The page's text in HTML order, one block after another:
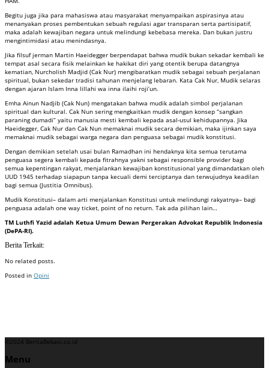
Begitu juga jika para mahasiswa atau masyarakat menyampaikan aspirasinya atau
menanyakan proses pembentukan sebuah regulasi agar transparan serta partisipatif,
maka adalah kewajiban negara untuk melindungi kebebasa mereka. Dan bukan justru
mengintimidasi atau menindasnya.
Jika filsuf jerman Martin Haeidegger berpendapat bahwa mudik bukan sekadar kembali ke
tempat asal secara fisik melainkan ke hakikat diri yang otentik berupa datangnya
kematian, Nurcholish Madjid (Cak Nur) mengibaratkan mudik sebagai sebuah perjalanan
spiritual, bukan sekedar tradisi tahunan menjelang lebaran. Kata Cak Nur, Mudik selaras
dengan ajaran Islam Inna lillahi wa inna ilaihi roji’un.
Emha Ainun Nadjib (Cak Nun) mengatakan bahwa mudik adalah simbol perjalanan
spiritual dan kultural. Cak Nun sering mengkaitkan mudik dengan konsep “sangkan
paraning dumadi” yaitu manusia mesti kembali kepada asal-usul kehidupannya. Jika
Haeidegger, Cak Nur dan Cak Nun memaknai mudik secara demikian, maka ijinkan saya
memaknai mudik sebagai warga negara dan penguasa sebagai mudik konstitusi.
Dengan demikian setelah usai bulan Ramadhan ini hendaknya kita semua terutama
penguasa segera kembali kepada fitrahnya yakni sebagai responsible provider bagi
semua kepentingan rakyat, menjalankan kewajiban konstitusional yang dimandatkan oleh
UUD 1945 terhadap siapapun tanpa kecuali demi terciptanya dan terwujudnya keadilan
bagi semua (Justitia Omnibus).
Mudik Konstitusi– dalam arti menjalankan Konstitusi untuk melindungi rakyatnya– bagi
penguasa adalah one way ticket, point of no return. Tak ada pilihan lain…
TM Luthfi Yazid adalah Ketua Umum Dewan Pergerakan Advokat Republik Indonesia
(DePA-RI).
Berita Terkait:
No related posts.
Posted in Opini
©2024 BeritaBekasi.co.id
Menu